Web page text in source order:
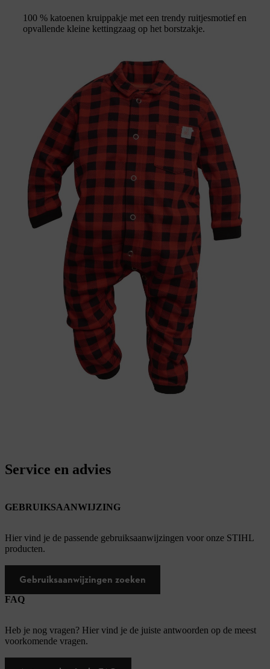
100 % katoenen kruippakje met een trendy ruitjesmotief en
opvallende kleine kettingzaag op het borstzakje.
Service en advies
GEBRUIKSAANWIJZING
Hier vind je de passende gebruiksaanwijzingen voor onze STIHL
producten.
Gebruiksaanwijzingen zoeken
FAQ
Heb je nog vragen? Hier vind je de juiste antwoorden op de meest
voorkomende vragen.